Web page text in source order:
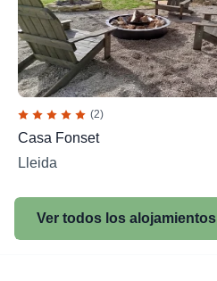
(2)
Casa Fonset
Lleida
Ver todos los alojamientos